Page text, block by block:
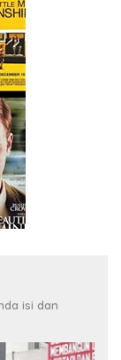
isi dan